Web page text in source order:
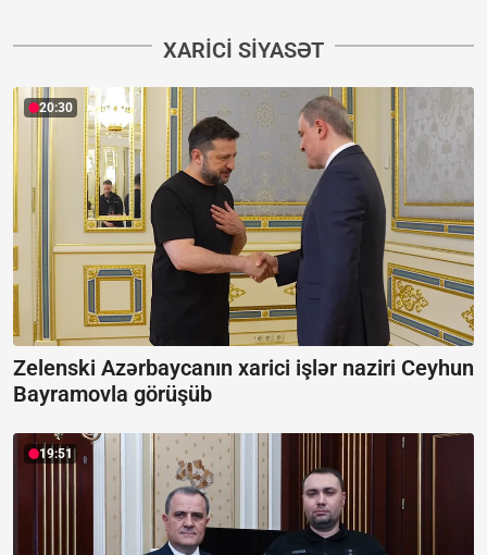
XARICI SIYASƏT
20:30
Zelenski Azərbaycanın xarici işlər naziri Ceyhun
Bayramovla görüşüb
19:51